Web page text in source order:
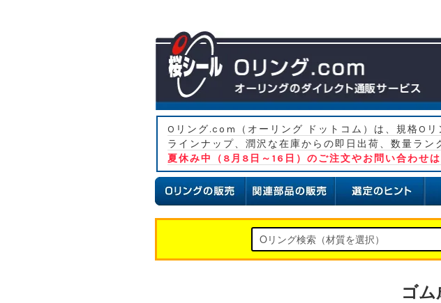
Oリング.com（オーリング ドットコム）は、規格O
ラインナップ、潤沢な在庫からの即日出荷、数量ラ
夏休み中（8月8日～16日）のご注文やお問い合わせ
ゴム